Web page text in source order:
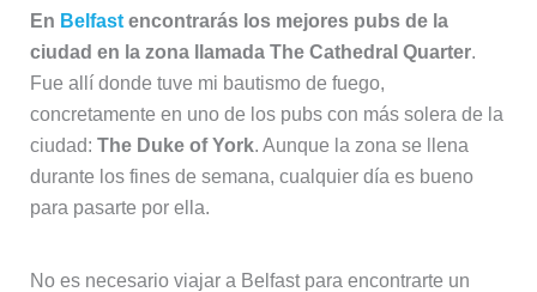
En Belfastencontrarás los mejores pubs de la
ciudad en la zona llamada The Cathedral Quarter.
Fue allí donde tuve mi bautismo de fuego,
concretamente en uno de los pubs con más solera de la
ciudad: The Duke of York. Aunque la zona se llena
durante los fines de semana, cualquier día es bueno
para pasarte por ella.
No es necesario viajar a Belfast para encontrarte un